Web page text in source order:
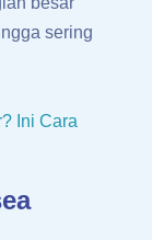
sering
Ini Cara